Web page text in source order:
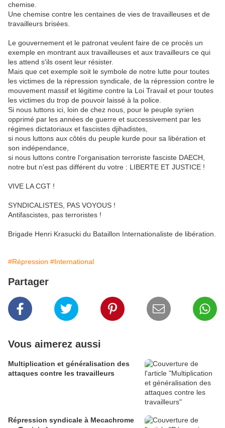
chemise.
Une chemise contre les centaines de vies de travailleuses et de
travailleurs brisées.
Le gouvernement et le patronat veulent faire de ce procès un
exemple en montrant aux travailleuses et aux travailleurs ce qui
les attend s'ils osent leur résister.
Mais que cet exemple soit le symbole de notre lutte pour toutes
les victimes de la répression syndicale, de la répression contre le
mouvement massif et légitime contre la Loi Travail et pour toutes
les victimes du trop de pouvoir laissé à la police.
Si nous luttons ici, loin de chez nous, pour le peuple syrien
opprimé par les années de guerre et successivement par les
régimes dictatoriaux et fascistes djihadistes,
si nous luttons aux côtés du peuple kurde pour sa libération et
son indépendance,
si nous luttons contre l'organisation terroriste fasciste DAECH,
notre but n'est pas différent du votre : LIBERTE ET JUSTICE !
VIVE LA CGT !
SYNDICALISTES, PAS VOYOUS !
Antifascistes, pas terroristes !
Brigade Henri Krasucki du Bataillon Internationaliste de libération.
#Répression #International
Partager
Vous aimerez aussi
Multiplication et généralisation des
attaques contre les travailleurs
Répression syndicale à Mecachrome